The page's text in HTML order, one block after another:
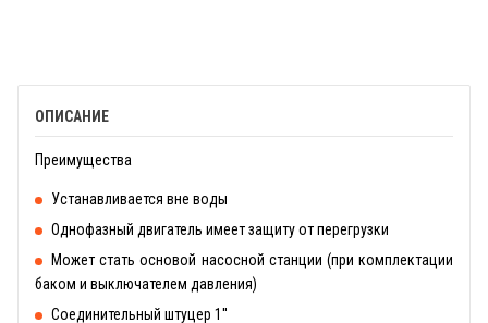
ОПИСАНИЕ
Преимущества
Устанавливается вне воды
Однофазный двигатель имеет защиту от перегрузки
Может стать основой насосной станции (при комплектации
баком и выключателем давления)
Соединительный штуцер 1''